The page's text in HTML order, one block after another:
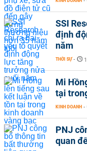
SSI
định
năm
THỜI SỰ -
Mi
tại
KINH DOANH -
PNJ
quan